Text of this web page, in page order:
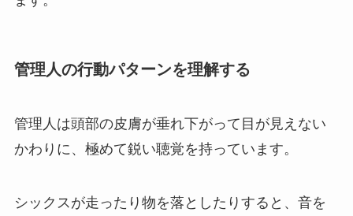
管理人の行動パターンを理解する
管理人は頭部の皮膚が垂れ下がって目が見えない
かわりに、極めて鋭い聴覚を持っています。
シックスが走ったり物を落としたりすると、音を